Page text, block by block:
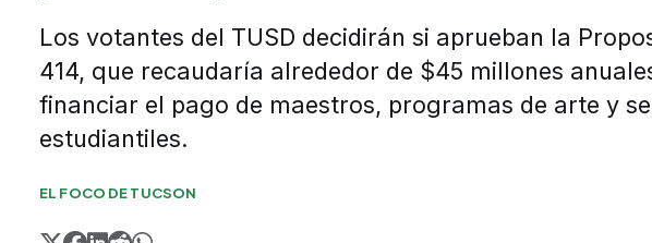
Los votantes del TUSD decidirán si aprueban la
414, que recaudaría alrededor de $45 millones
financiar el pago de maestros, programas de arte y
estudiantiles.
EL FOCO DE TUCSON